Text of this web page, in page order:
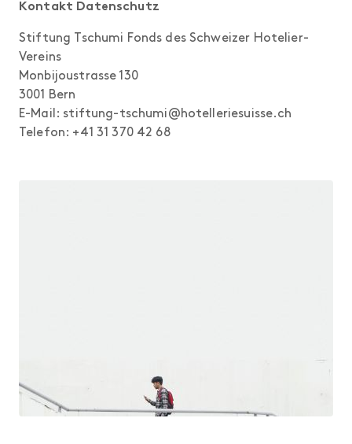
Kontakt Datenschutz
Stiftung Tschumi Fonds des Schweizer Hotelier-
Vereins
Monbijoustrasse 130
3001 Bern
E-Mail: stiftung-tschumi@hotelleriesuisse.ch
Telefon: +41 31 370 42 68